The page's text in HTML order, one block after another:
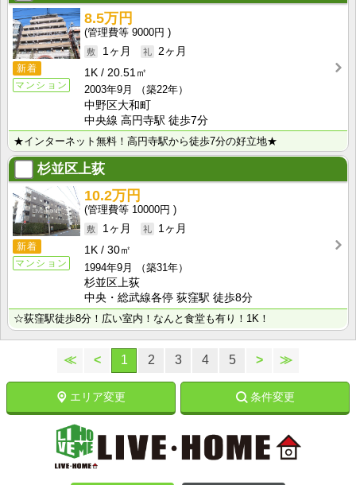
新着
マンション
8.5万円
9000円
1ヶ月
2ヶ月
1K
20.51㎡
2003年9月
（築22年）
中野区大和町
中央線 高円寺駅 徒歩7分
★インターネット無料！高円寺駅から徒歩7分の好立地★
杉並区上荻
新着
マンション
10.2万円
10000円
1ヶ月
1ヶ月
1K
30㎡
1994年9月
（築31年）
杉並区上荻
中央・総武線各停 荻窪駅 徒歩8分
☆荻窪駅徒歩8分！広い室内！なんと食堂も有り！1K！
≪ < 1 2 3 4 5 > ≫
エリア変更 条件変更